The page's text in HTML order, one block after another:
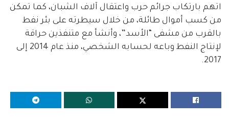
اتهم بارتكاب جرائم حرب واعتقال آلاف الشبان، كما تمكن
من كسب أموال طائلة، من خلال سيطرته على بئر نفط
بالقرب من مشفى “الأسد”، وأنشأ مع متنفذين حراقة
لإنتاج النفط وباعه لحسابه الشخصي، منذ عام 2014 إلى
2017.